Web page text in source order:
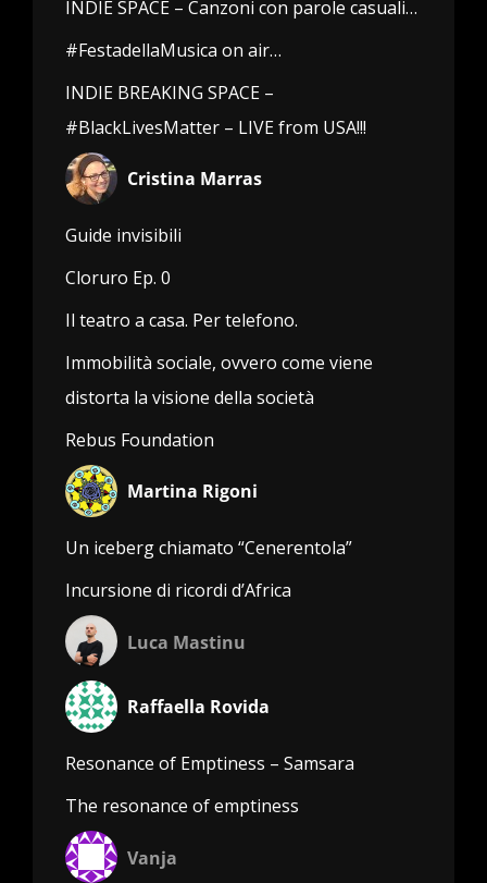
INDIE SPACE – Canzoni con parole casuali…
#FestadellaMusica on air…
INDIE BREAKING SPACE –
#BlackLivesMatter – LIVE from USA!!!
Cristina Marras
Guide invisibili
Cloruro Ep. 0
Il teatro a casa. Per telefono.
Immobilità sociale, ovvero come viene
distorta la visione della società
Rebus Foundation
Martina Rigoni
Un iceberg chiamato “Cenerentola”
Incursione di ricordi d’Africa
Luca Mastinu
Raffaella Rovida
Resonance of Emptiness – Samsara
The resonance of emptiness
Vanja